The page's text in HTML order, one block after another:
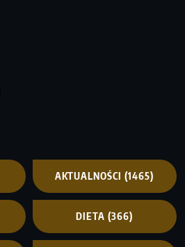
AKTUALNOŚCI (1465)
DIETA (366)